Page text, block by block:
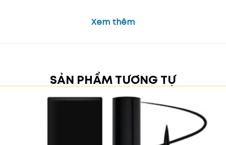
pha chút sắc hồng đào tạo nên vẻ đẹp ngọt
Xem thêm
SẢN PHẨM TƯƠNG TỰ